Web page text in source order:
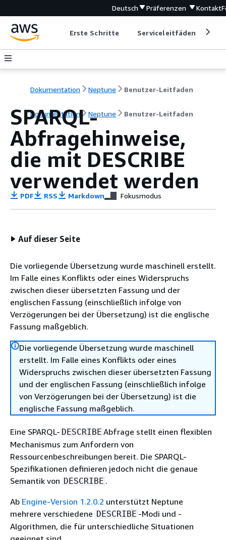
Deutsch Präferenzen Kontakt
Erste Schritte Serviceleitfäden
Dokumentation Neptune Benutzer-Leitfaden
Dokumentation Neptune Benutzer-Leitfaden
SPARQL-
Abfragehinweise,
die mit DESCRIBE
verwendet werden
PDF RSS Markdown Fokusmodus
Auf dieser Seite
Die vorliegende Übersetzung wurde maschinell erstellt.
Im Falle eines Konflikts oder eines Widerspruchs
zwischen dieser übersetzten Fassung und der
englischen Fassung (einschließlich infolge von
Verzögerungen bei der Übersetzung) ist die englische
Fassung maßgeblich.
Die vorliegende Übersetzung wurde maschinell
erstellt. Im Falle eines Konflikts oder eines
Widerspruchs zwischen dieser übersetzten Fassung
und der englischen Fassung (einschließlich infolge
von Verzögerungen bei der Übersetzung) ist die
englische Fassung maßgeblich.
Eine SPARQL- DESCRIBE Abfrage stellt einen flexiblen
Mechanismus zum Anfordern von
Ressourcenbeschreibungen bereit. Die SPARQL-
Spezifikationen definieren jedoch nicht die genaue
Semantik von DESCRIBE .
Ab Engine-Version 1.2.0.2 unterstützt Neptune
mehrere verschiedene DESCRIBE -Modi und -
Algorithmen, die für unterschiedliche Situationen